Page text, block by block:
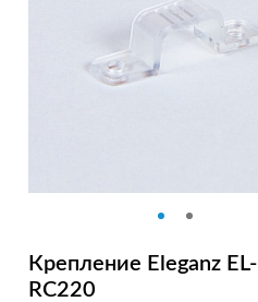
Крепление Eleganz EL-
RC220